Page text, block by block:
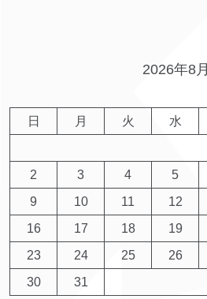
2026年8月
日 月 火 水
2
3 4 5
9
10 11 12
16
17 18 19
23
24 25 26
30
31